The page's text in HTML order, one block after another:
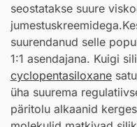
seostatakse suure
suurendanud selle
1:1 asendajana. Kuigi
cyclopentasiloxane
üha suurema
päritolu alkaanid